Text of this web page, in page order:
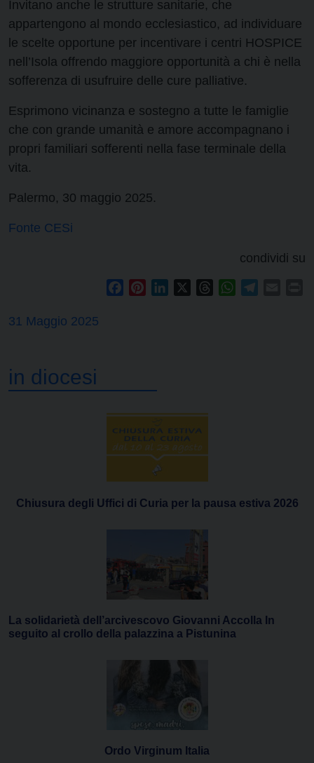
Invitano anche le strutture sanitarie, che
appartengono al mondo ecclesiastico, ad individuare
le scelte opportune per incentivare i centri HOSPICE
nell’Isola offrendo maggiore opportunità a chi è nella
sofferenza di usufruire delle cure palliative.
Esprimono vicinanza e sostegno a tutte le famiglie
che con grande umanità e amore accompagnano i
propri familiari sofferenti nella fase terminale della
vita.
Palermo, 30 maggio 2025.
Fonte CESi
condividi su
FacebookPinterestLinkedIn ThreadsWhatsApp
31 Maggio 2025
in diocesi
Chiusura degli Uffici di Curia per la pausa estiva 2026
La solidarietà dell’arcivescovo Giovanni Accolla In
seguito al crollo della palazzina a Pistunina
Ordo Virginum Italia